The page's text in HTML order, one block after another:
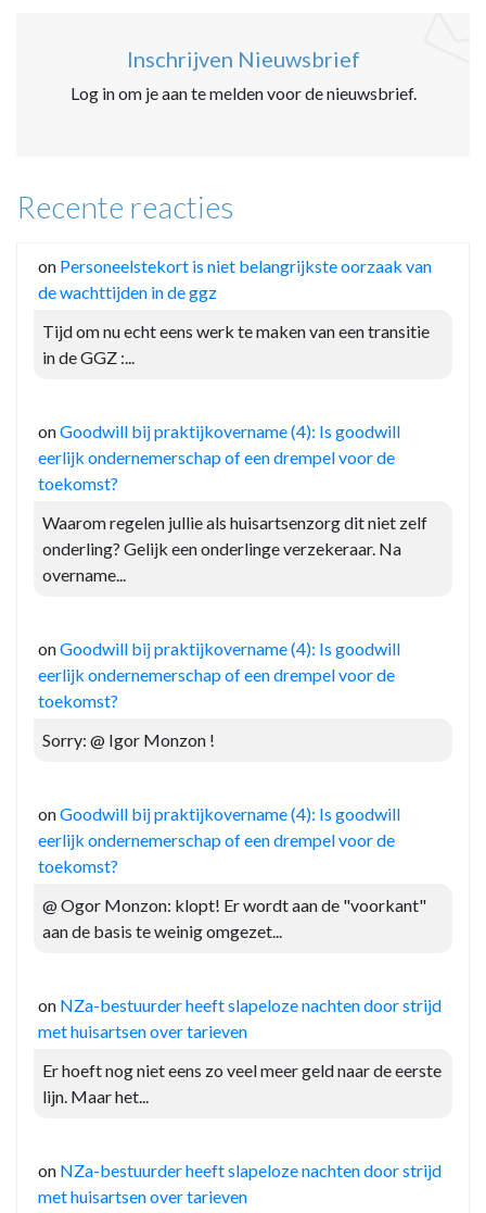
Inschrijven Nieuwsbrief
Log in om je aan te melden voor de nieuwsbrief.
Recente reacties
on Personeelstekort is niet belangrijkste oorzaak van
de wachttijden in de ggz
Tijd om nu echt eens werk te maken van een transitie
in de GGZ :...
onGoodwill bij praktijkovername (4): Is goodwill
eerlijk ondernemerschap of een drempel voor de
toekomst?
Waarom regelen jullie als huisartsenzorg dit niet zelf
onderling? Gelijk een onderlinge verzekeraar. Na
overname...
onGoodwill bij praktijkovername (4): Is goodwill
eerlijk ondernemerschap of een drempel voor de
toekomst?
Sorry: @ Igor Monzon !
onGoodwill bij praktijkovername (4): Is goodwill
eerlijk ondernemerschap of een drempel voor de
toekomst?
@ Ogor Monzon: klopt! Er wordt aan de "voorkant"
aan de basis te weinig omgezet...
on NZa-bestuurder heeft slapeloze nachten door strijd
met huisartsen over tarieven
Er hoeft nog niet eens zo veel meer geld naar de eerste
lijn. Maar het...
on NZa-bestuurder heeft slapeloze nachten door strijd
met huisartsen over tarieven